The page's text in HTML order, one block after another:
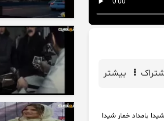
بیشتر
بامداد خمار شیدا